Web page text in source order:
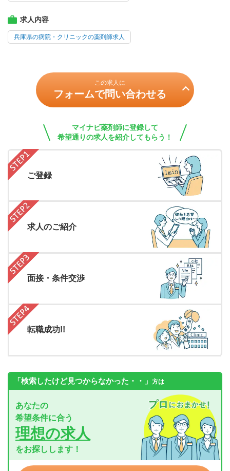
求人内容
兵庫県の病院・クリニックの薬剤師求人
この求人に
フォームで問い合わせる
マイナビ薬剤師に登録して
希望通りの求人を紹介してもらう！
ご登録
求人のご紹介
面接・条件交渉
転職成功!!
「検索したけど見つからなかった・・」 方は
あなたの
希望条件に合う
理想の求人
をお探しします！